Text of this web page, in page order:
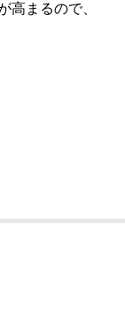
高まるので、